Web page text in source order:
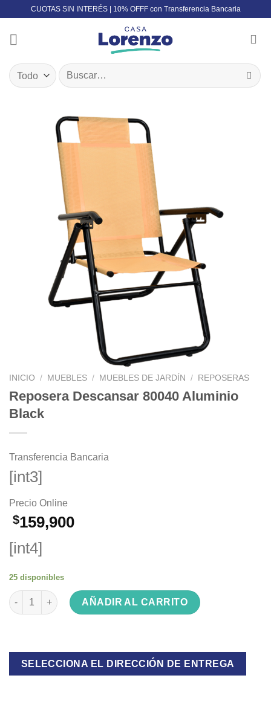
content
CUOTAS SIN INTERÉS | 10% OFFF con Transferencia Bancaria
Buscar
por:
INICIO / MUEBLES / MUEBLES DE JARDÍN / REPOSERAS
Reposera Descansar 80040 Aluminio
Black
Transferencia Bancaria
[int3]
Precio Online
$159,900
[int4]
25 disponibles
Reposera Descansar 80040 Aluminio Black cantidad
AÑADIR AL CARRITO
SELECCIONA EL DIRECCIÓN DE ENTREGA